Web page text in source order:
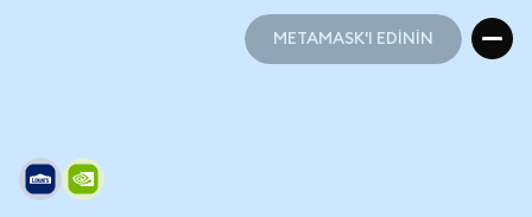
METAMASK'I EDİNİN